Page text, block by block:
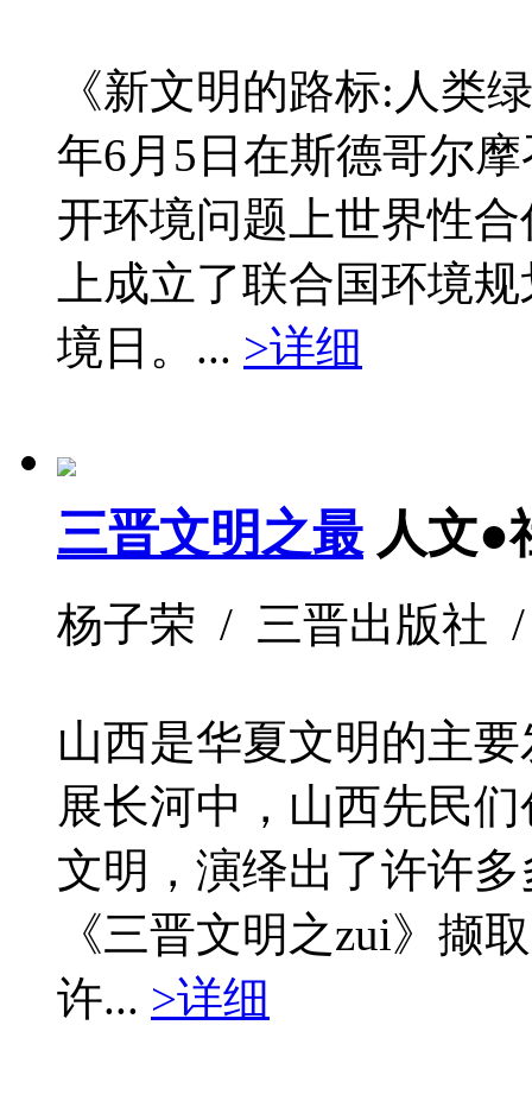
《新文明的路标:人类
年6月5日在斯德哥尔
开环境问题上世界性
上成立了联合国环境
境日。... >详细
三晋文明之最 人文●
杨子荣 / 三晋出版社 /
山西是华夏文明的主
展长河中，山西先民
文明，演绎出了许许
《三晋文明之zui》撷
许... >详细